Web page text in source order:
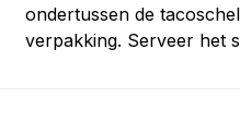
ondertussen de
verpakking. Serveer het